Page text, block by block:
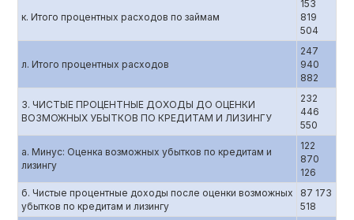
к. Итого процентных расходов по займам
153
819
504
л. Итого процентных расходов
247
940
882
3. ЧИСТЫЕ ПРОЦЕНТНЫЕ ДОХОДЫ ДО ОЦЕНКИ
ВОЗМОЖНЫХ УБЫТКОВ ПО КРЕДИТАМ И ЛИЗИНГУ
232
446
550
а. Минус: Оценка возможных убытков по кредитам и
лизингу
122
870
126
б. Чистые процентные доходы после оценки возможных
убытков по кредитам и лизингу
87 173
518